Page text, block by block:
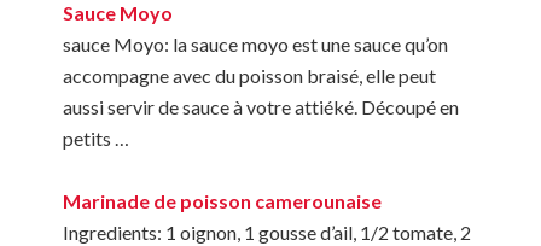
Sauce Moyo
sauce Moyo: la sauce moyo est une sauce qu’on
accompagne avec du poisson braisé, elle peut
aussi servir de sauce à votre attiéké. Découpé en
petits …
Marinade de poisson camerounaise
Ingredients: 1 oignon, 1 gousse d’ail, 1/2 tomate, 2